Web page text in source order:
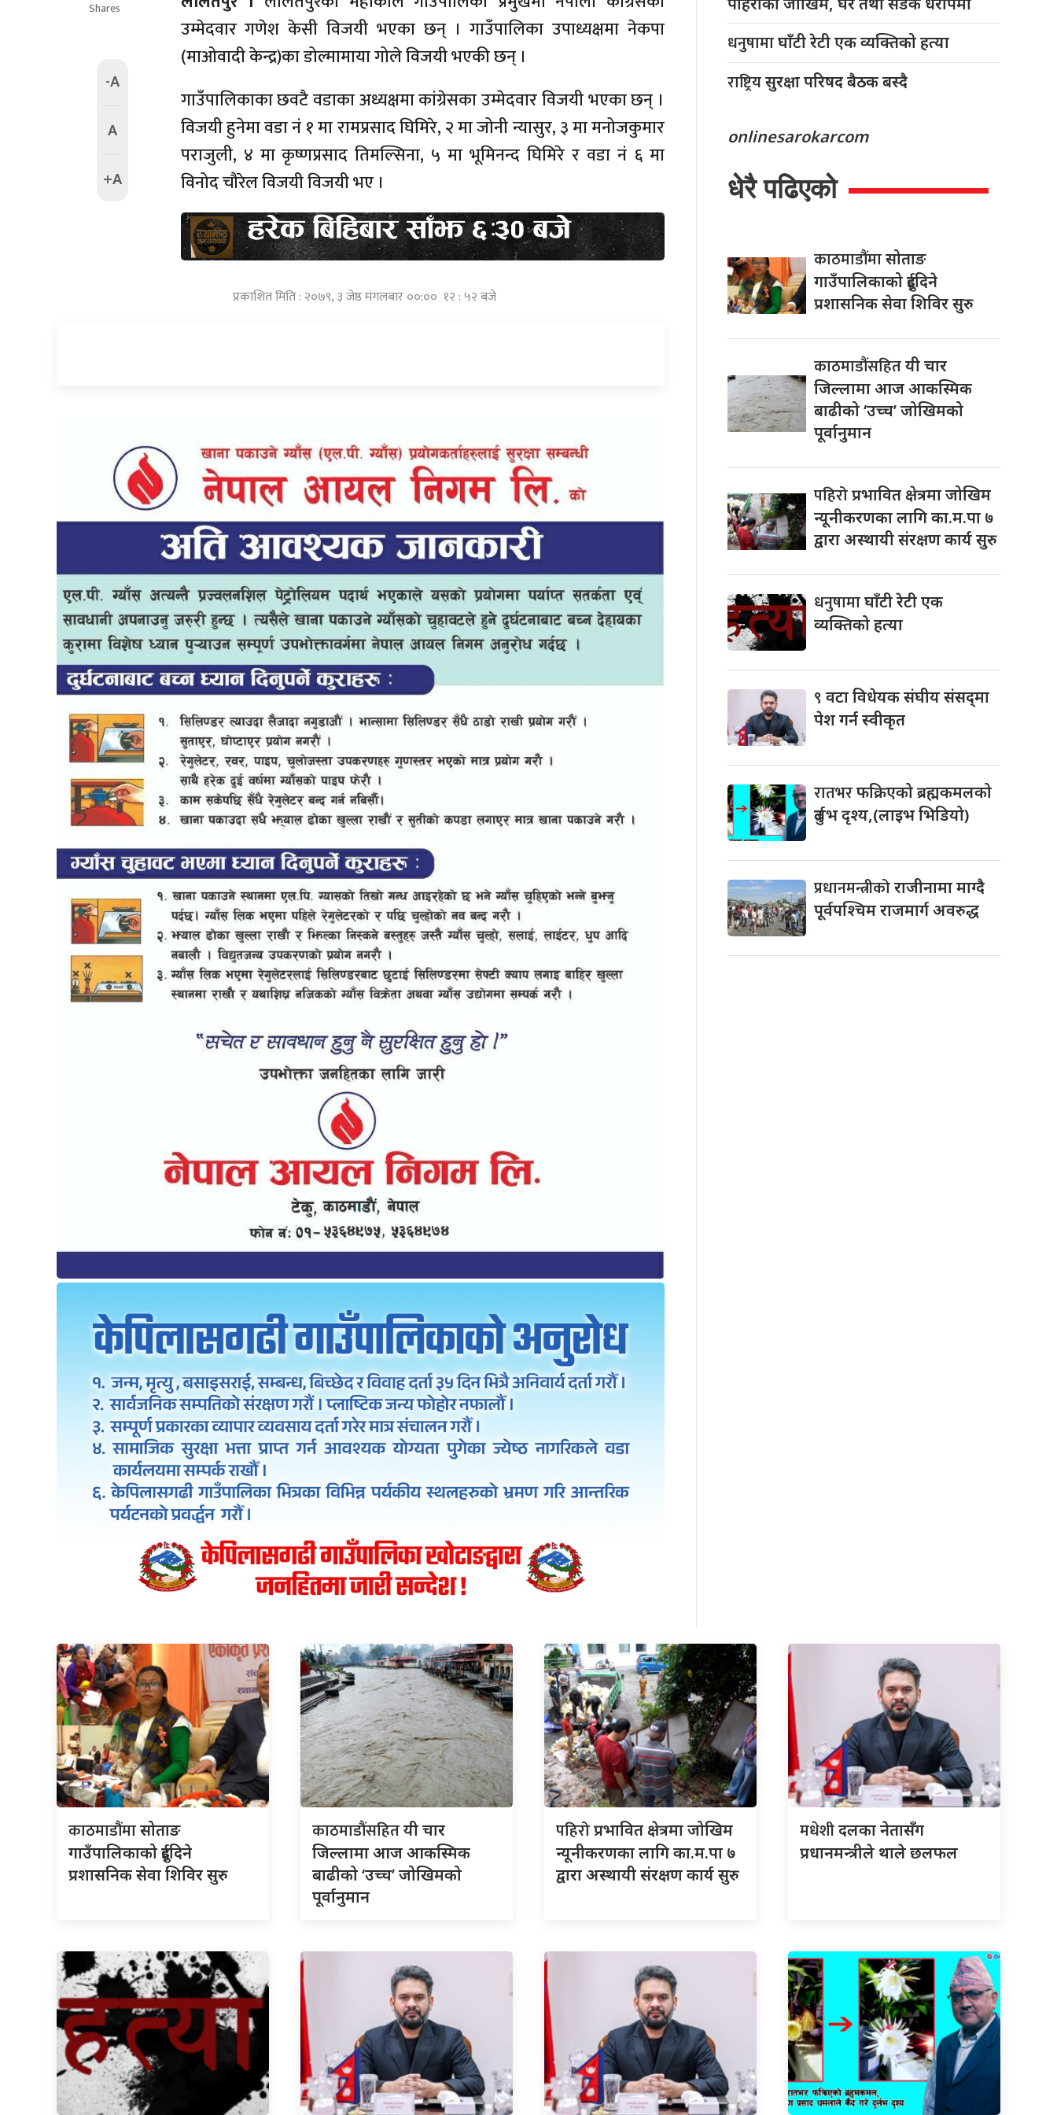
Shares
-A
A
+A
उम्मेदवार गणेश केसी विजयी भएका छन् । गाउँपालिका उपाध्यक्षमा नेकपा
(माओवादी केन्द्र)का डोल्मामाया गोले विजयी भएकी छन् ।
गाउँपालिकाका छवटै वडाका अध्यक्षमा कांग्रेसका उम्मेदवार विजयी भएका छन् ।
विजयी हुनेमा वडा नं १ मा रामप्रसाद घिमिरे, २ मा जोनी न्यासुर, ३ मा मनोजकुमार
पराजुली, ४ मा कृष्णप्रसाद तिमल्सिना, ५ मा भूमिनन्द घिमिरे र वडा नं ६ मा
विनोद चौरेल विजयी विजयी भए ।
प्रकाशित मिति : २०७९, ३ जेष्ठ मंगलबार ००:०० १२ : ५२ बजे
धनुषामाघाँटी रेटी एक व्यक्तिको हत्या
राष्ट्रियसुरक्षा परिषद बैठक बस्दै
onlinesarokarcom
धेरै पढिएको
काठमाडौंमासोताङ
गाउँपालिकाको दुईदिने
प्रशासनिक सेवा शिविर सुरु
काठमाडौंसहितयी चार
जिल्लामा आज आकस्मिक
बाढीको ‘उच्च’ जोखिमको
पूर्वानुमान
पहिरोप्रभावित क्षेत्रमा जोखिम
न्यूनीकरणका लागि का.म.पा ७
द्वारा अस्थायी संरक्षण कार्य सुरु
धनुषामाघाँटी रेटी एक
व्यक्तिको हत्या
९वटा विधेयक संघीय संसद्‌मा
पेश गर्न स्वीकृत
रातभरफक्रिएको ब्रह्मकमलको
दुर्लभ दृश्य,(लाइभ भिडियो)
प्रधानमन्त्रीकोराजीनामा माग्दै
पूर्वपश्चिम राजमार्ग अवरुद्ध
काठमाडौंमासोताङ
गाउँपालिकाको दुईदिने
प्रशासनिक सेवा शिविर सुरु
काठमाडौंसहितयी चार
जिल्लामा आज आकस्मिक
बाढीको ‘उच्च’ जोखिमको
पूर्वानुमान
पहिरोप्रभावित क्षेत्रमा जोखिम
न्यूनीकरणका लागि का.म.पा ७
द्वारा अस्थायी संरक्षण कार्य सुरु
मधेशीदलका नेतासँग
प्रधानमन्त्रीले थाले छलफल